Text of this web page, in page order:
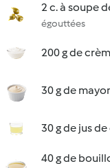
2 c. à soupe
égouttées
200 g de
30 g de
30 g de jus
40 g de